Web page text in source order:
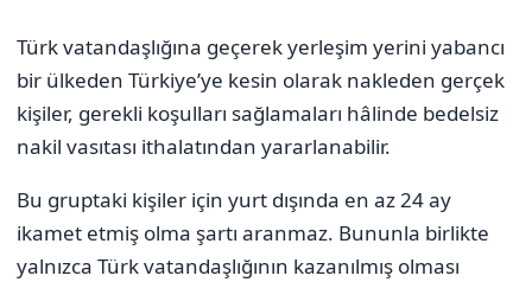
Türk vatandaşlığına geçerek yerleşim yerini yabancı
bir ülkeden Türkiye’ye kesin olarak nakleden gerçek
kişiler, gerekli koşulları sağlamaları hâlinde bedelsiz
nakil vasıtası ithalatından yararlanabilir.
Bu gruptaki kişiler için yurt dışında en az 24 ay
ikamet etmiş olma şartı aranmaz. Bununla birlikte
yalnızca Türk vatandaşlığının kazanılmış olması